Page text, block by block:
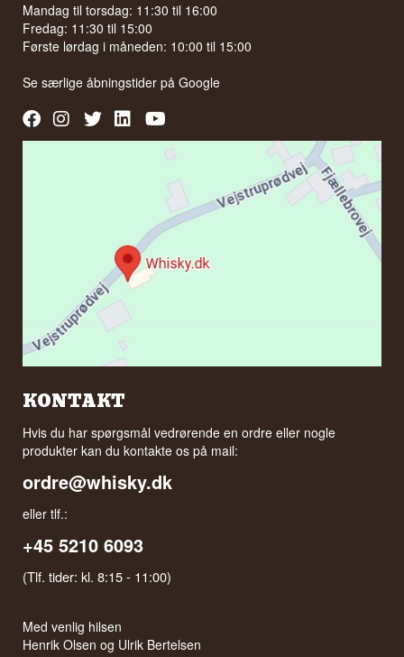
Mandag til torsdag: 11:30 til 16:00
Fredag: 11:30 til 15:00
Første lørdag i måneden: 10:00 til 15:00
Se særlige åbningstider påGoogle
KONTAKT
Hvis du har spørgsmål vedrørende en ordre eller nogle
produkter kan du kontakte os på mail:
ordre@whisky.dk
eller tlf.:
+45 5210 6093
(Tlf. tider: kl. 8:15 - 11:00)
Med venlig hilsen
Henrik Olsen og Ulrik Bertelsen